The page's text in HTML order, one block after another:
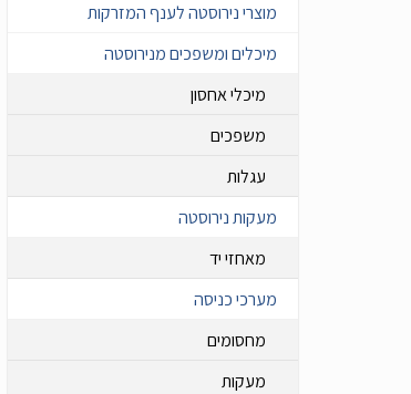
מוצרי נירוסטה לענף המזרקות
מיכלים ומשפכים מנירוסטה
מיכלי אחסון
משפכים
עגלות
מעקות נירוסטה
מאחזי יד
מערכי כניסה
מחסומים
מעקות